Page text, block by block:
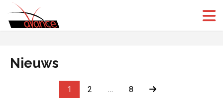
Nieuws
1 2 … 8